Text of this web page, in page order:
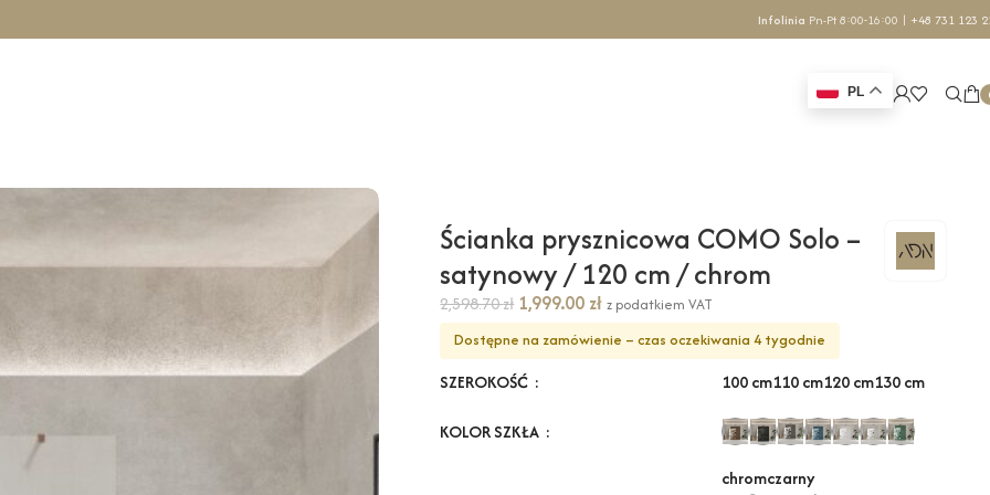
Infolinia Pn-Pt 8:00-16:00 | +48 731 123
PL
Ścianka prysznicowa COMO Solo –
satynowy / 120 cm / chrom
2,598.70zł 1,999.00 zł z podatkiem VAT
Dostępne na zamówienie – czas oczekiwania 4 tygodnie
SZEROKOŚĆ 100 cm110 cm120 cm130 cm
KOLOR SZKŁA
chromczarny